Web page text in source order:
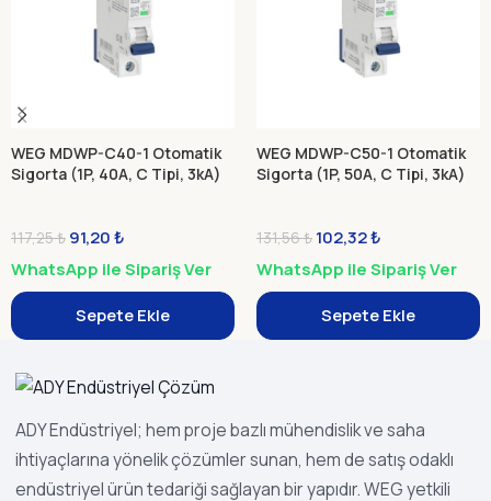
WEG MDWP-C40-1 Otomatik
Sigorta (1P, 40A, C Tipi, 3kA)
117,25₺ 91,20₺
WhatsApp ile Sipariş Ver
Sepete Ekle
WEG MDWP-C50-1 Otomatik
Sigorta (1P, 50A, C Tipi, 3kA)
131,56₺ 102,32₺
WhatsApp ile Sipariş Ver
Sepete Ekle
ADY Endüstriyel; hem proje bazlı mühendislik ve saha
ihtiyaçlarına yönelik çözümler sunan, hem de satış odaklı
endüstriyel ürün tedariği sağlayan bir yapıdır. WEG yetkili